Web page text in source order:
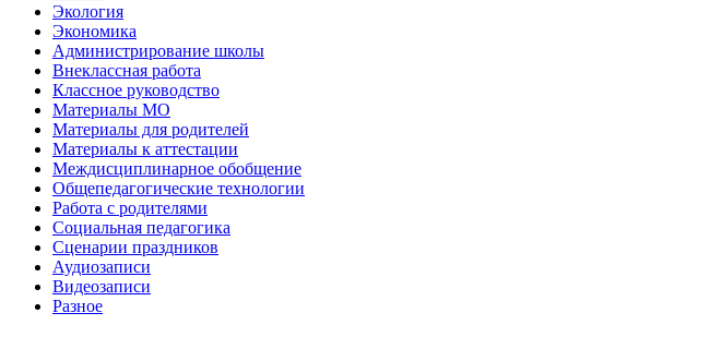
Экология
Экономика
Администрирование школы
Внеклассная работа
Классное руководство
Материалы МО
Материалы для родителей
Материалы к аттестации
Междисциплинарное обобщение
Общепедагогические технологии
Работа с родителями
Социальная педагогика
Сценарии праздников
Аудиозаписи
Видеозаписи
Разное